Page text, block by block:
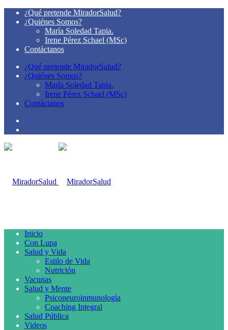
¿Qué pretende MiradorSalud?
¿Quiénes Somos?
María Soledad Tapia.
Irene Pérez Schael (MSc)
Contáctanos
¿Qué pretende MiradorSalud?
¿Quiénes Somos?
María Soledad Tapia.
Irene Pérez Schael (MSc)
Contáctanos
Inicio
Con Lupa
Salud y Vida
Estilo de Vida
Nutrición
Vacunas
Salud y Mente
Psiconeuroinmunología
Coaching Integral
Salud Pública
Videos